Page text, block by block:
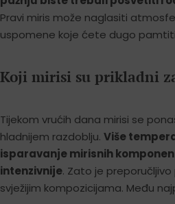
Pravi miris može naglasiti
uspomene koje ćete dugo
Koji mirisi su prikladni
Tijekom vrućih dana mirisi se
hladnijem razdoblju. Više
isparavanje mirisnih
intenzivnije. Zato je
svježijim kompozicijama. Među